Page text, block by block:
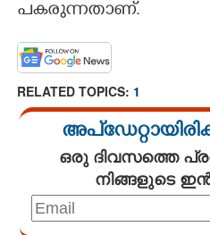
പകരുന്നതാണ്.
RELATED TOPICS: 1
ഒരു ദിവസത്തെ
നിങ്ങളുടെ